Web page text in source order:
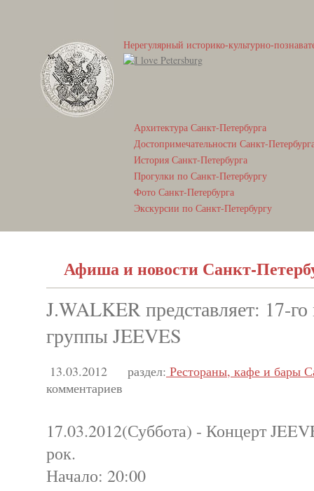
Нерегулярный историко-культурно-
Архитектура Санкт-Петербурга
Достопримечательности Санкт-
История Санкт-Петербурга
Прогулки по Санкт-Петербургу
Фото Санкт-Петербурга
Экскурсии по Санкт-Петербургу
Афиша и новости Санкт-
J.WALKER представляет: 17-
группы JEEVES
13.03.2012 раздел: Рестораны, кафе и бары
комментариев
17.03.2012(Суббота) - Концерт
рок.
Начало: 20:00